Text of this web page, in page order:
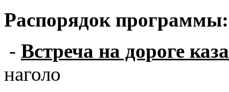
Распорядок программы:
- Встреча на дороге
наголо